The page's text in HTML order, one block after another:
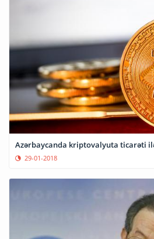
Azərbaycanda kriptovalyuta ticarəti
29-01-2018